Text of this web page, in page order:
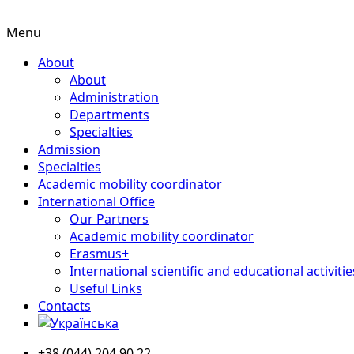
Menu
About
About
Administration
Departments
Specialties
Admission
Specialties
Academic mobility coordinator
International Office
Our Partners
Academic mobility coordinator
Erasmus+
International scientific and educational
Useful Links
Contacts